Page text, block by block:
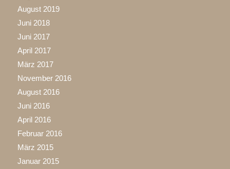
August 2019
Juni 2018
Juni 2017
April 2017
März 2017
November 2016
August 2016
Juni 2016
April 2016
Februar 2016
März 2015
Januar 2015